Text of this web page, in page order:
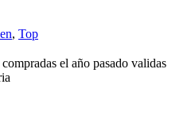
, Top
el año pasado validas